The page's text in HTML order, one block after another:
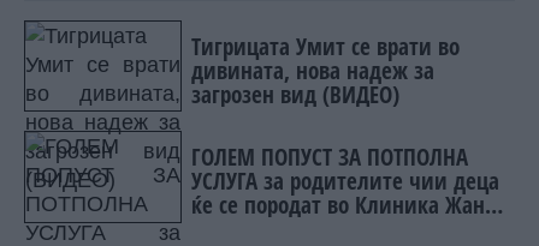
Тигрицата Умит се врати во
дивината, нова надеж за
загрозен вид (ВИДЕО)
ГОЛЕМ ПОПУСТ ЗА ПОТПОЛНА
УСЛУГА за родителите чии деца
ќе се породат во Клиника Жан